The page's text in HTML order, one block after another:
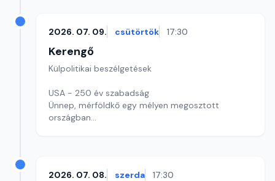
2026. 07. 09. csütörtök 17:30
Kerengő
Külpolitikai beszélgetések
USA - 250 év szabadság
Ünnep, mérföldkő egy mélyen megosztott
országban
2026. 07. 08. szerda 17:30